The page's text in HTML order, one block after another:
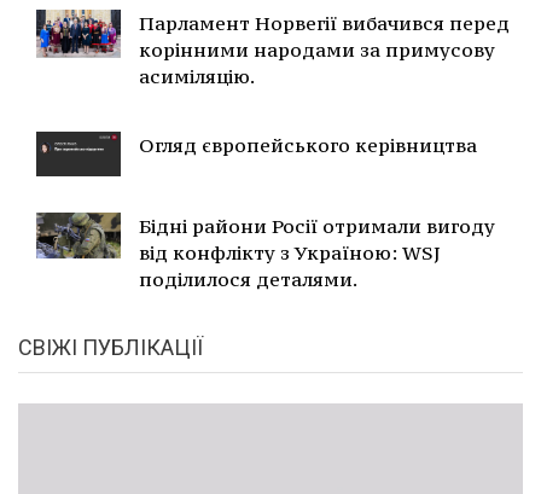
Парламент Норвегії вибачився перед
корінними народами за примусову
асиміляцію.
Огляд європейського керівництва
Бідні райони Росії отримали вигоду
від конфлікту з Україною: WSJ
поділилося деталями.
СВІЖІ ПУБЛІКАЦІЇ